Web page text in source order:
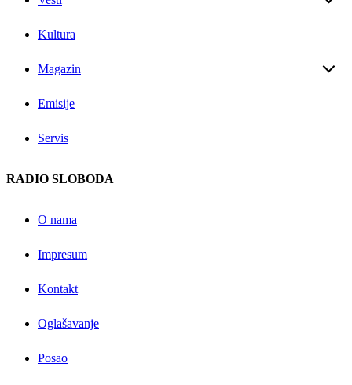
Kultura
Magazin
Emisije
Servis
RADIO SLOBODA
O nama
Impresum
Kontakt
Oglašavanje
Posao